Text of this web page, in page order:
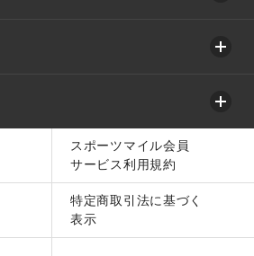
スポーツマイル会員
サービス利用規約
特定商取引法に基づく
表示